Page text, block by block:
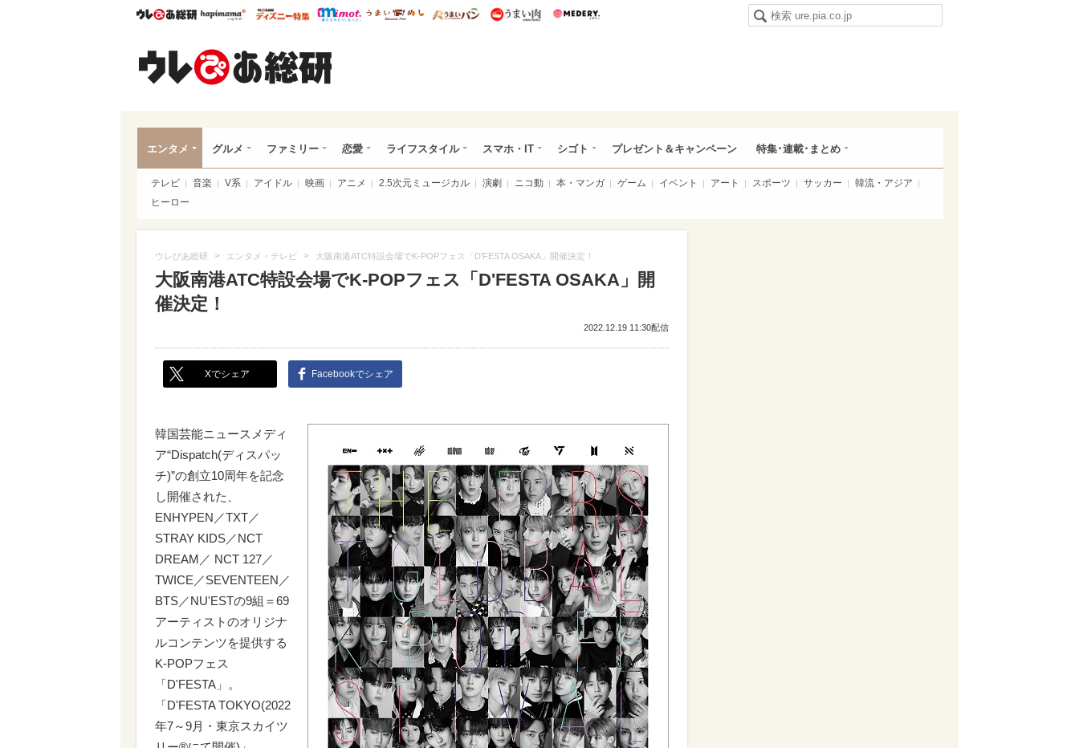
ウレぴあ総研ハピママ* ウレぴあ総研 ディズニー特集
mimot. うまいめし うまいパン うまい肉
エンタメ グルメ ファミリー 恋愛 ライフスタイル スマホ・IT シゴト プレゼント＆キャンペーン 特集･連載･まとめ
テレビ 音楽 V系 アイドル 映画 アニメ 2.5次元ミュージカル 演劇 ニコ動 本・マンガ ゲーム イベント アート スポーツ サッカー
韓流・アジア
ヒーロー
ウレぴあ総研 > エンタメ・テレビ > 大阪南港ATC特設会場でK-POPフェス「D'FESTA OSAKA」開催決定！
大阪南港ATC特設会場でK-POPフェス「D'FESTA OSAKA」開
催決定！
2022.12.19 11:30配信
Xでシェア Facebookでシェア
韓国芸能ニュースメディ
ア“Dispatch(ディスパッ
チ)”の創立10周年を記念
し開催された、
ENHYPEN／TXT／
STRAY KIDS／NCT
DREAM／ NCT 127／
TWICE／SEVENTEEN／
BTS／NU'ESTの9組＝69
アーティストのオリジナ
ルコンテンツを提供する
K-POPフェス
「D'FESTA」。
「D'FESTA TOKYO(2022
年7～9月・東京スカイツ